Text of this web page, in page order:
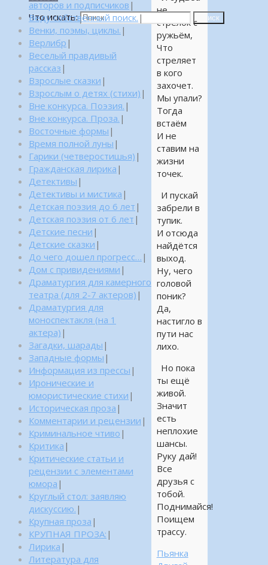
Что искать: Поиск
не
стрелок с
ружьём,
Что
стреляет
в кого
захочет.
Мы упали?
Тогда
встаём
И не
ставим на
жизни
точек.
И пускай
забрели в
тупик.
И отсюда
найдётся
выход.
Ну, чего
головой
поник?
Да,
настигло в
пути нас
лихо.
Но пока
ты ещё
живой.
Значит
есть
неплохие
шансы.
Руку дай!
Все
друзья с
тобой.
Поднимайся!
Поищем
трассу.
Пьянка
авторов и подписчиков |
Веду собственный поиск. |
Венки, поэмы, циклы. |
Верлибр |
Веселый правдивый
рассказ |
Взрослые сказки |
Взрослым о детях (стихи) |
Вне конкурса. Поэзия. |
Вне конкурса. Проза. |
Восточные формы |
Время полной луны |
Гарики (четверостишья) |
Гражданская лирика |
Детективы |
Детективы и мистика |
Детская поэзия до 6 лет |
Детская поэзия от 6 лет |
Детские песни |
Детские сказки |
До чего дошел прогресс… |
Дом с привидениями |
Драматургия для камерного
театра (для 2-7 актеров) |
Драматургия для
моноспектакля (на 1
актера) |
Загадки, шарады |
Западные формы |
Информация из прессы |
Иронические и
юмористические стихи |
Историческая проза |
Комментарии и рецензии |
Криминальное чтиво |
Критика |
Критические статьи и
рецензии с элементами
юмора |
Круглый стол: заявляю
дискуссию. |
Крупная проза |
КРУПНАЯ ПРОЗА: |
Лирика |
Литература для